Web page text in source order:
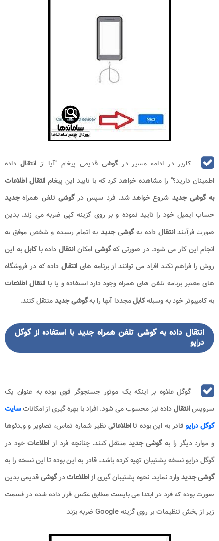
کاربر در ادامه مسیر درگوشی قدیمی پیغام "آیا از انتقال داده
اطمینان دارید؟" را مشاهده خواهد کرد که با تایید این پیغام انتقال اطلاعات
به گوشی جدید شروع خواهد شد. فرد سپس درگوشی تلفن همراهجدید
حساب ایمیل خود را تایید نموده و بر روی گزینه کپی ضربه می زند. بدین
صورت فرآیند انتقالداده بهگوشی جدید به اتمام رسیده و شخص موفق به
انجام این کار می شود. در صورتی کهگوشیامکانانتقالداده باکابلبه این
روش را فراهم نکند افراد می توانند از برنامه های انتقال داده که در فروشگاه
های معتبر برنامه تلفن های همراه وجود دارد استفاده و یا باانتقال اطلاعات
به کامپیوتر خود به وسیلهکابلمجددا آنها را بهگوشی جدیدمنتقل کنند.
انتقال داده به گوشی تلفن همراه جدید با استفاده از گوگل
درایو
گوگل علاوه بر اینکه یک موتور جستجوگر قوی بوده به عنوان یک
سرویسانتقالداده نیز محسوب می شود. افراد با بهره گیری از امکاناتسایت
گوگل درایو قادر به این بوده تااطلاعاتی نظیر شماره تماس، تصاویر و ویدئوها
و موارد دیگر را بهگوشی جدید منتقل کنند. چنانچه فرد از اطلاعاتخود در
گوگل درایو نسخه پشتیبان تهیه کرده باشد، قادر به این بوده تا این نسخه را به
گوشی جدیدوارد نماید. نحوه پشتیبان گیری ازاطلاعاتدرگوشیقدیمی بدین
صورت بوده که فرد در ابتدا می بایست مطابق عکس قرار داده شده در قسمت
زیر از بخش تنظیمات بر روی گزینه Google ضربه بزند.